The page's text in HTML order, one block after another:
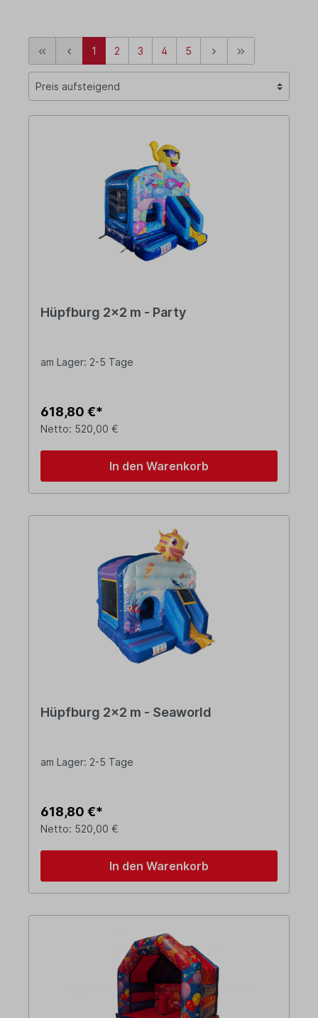
1 2 3 4 5
Hüpfburg 2x2 m - Party
am Lager: 2-5 Tage
618,80 €*
Netto: 520,00 €
In den Warenkorb
Hüpfburg 2x2 m - Seaworld
am Lager: 2-5 Tage
618,80 €*
Netto: 520,00 €
In den Warenkorb